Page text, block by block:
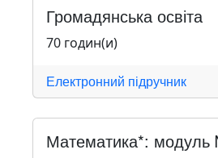
Громадянська освіта
70 годин(и)
Електронний підручник
Математика*: